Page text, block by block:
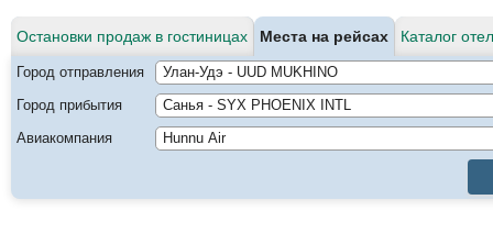
Остановки продаж в гостиницах Места на рейсах Каталог
Город отправления
Город прибытия
Авиакомпания